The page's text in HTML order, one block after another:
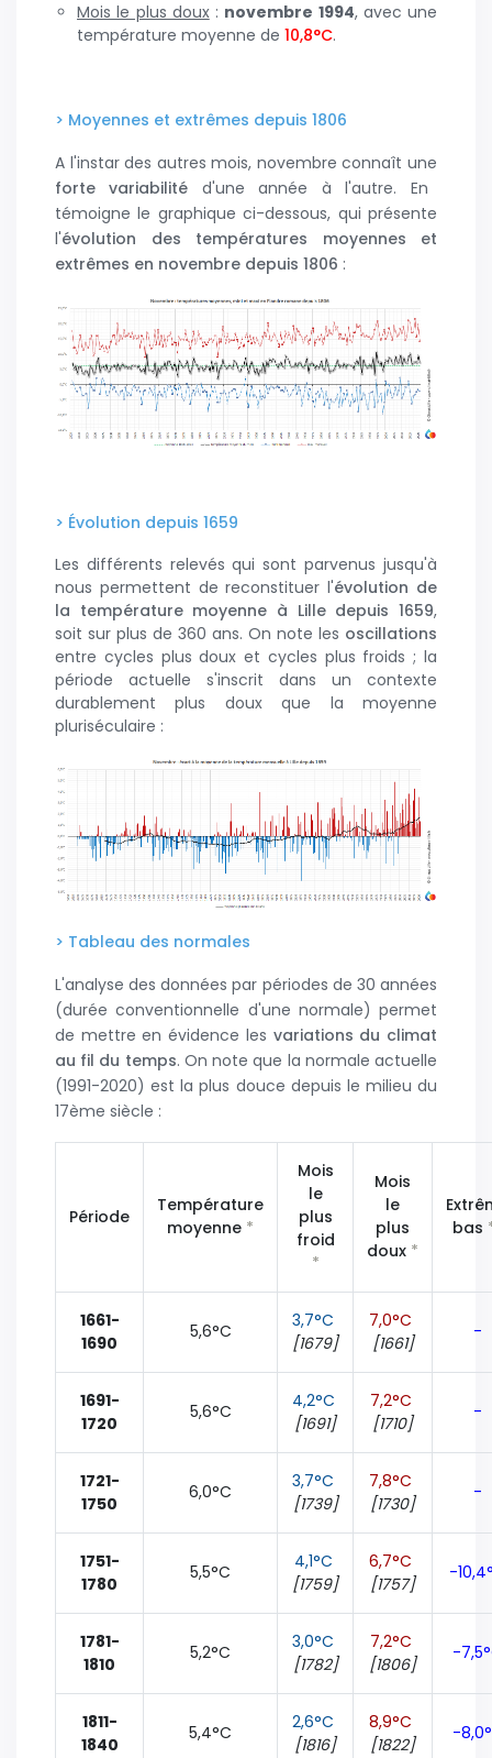
Mois le plus doux: novembre 1994, avec une
température moyenne de 10,8°C.
> Moyennes et extrêmes depuis 1806
A l'instar des autres mois, novembre connaît une
forte variabilité d'une année à l'autre. En
témoigne le graphique ci-dessous, qui présente
l'évolution des températures moyennes et
extrêmes en novembre depuis 1806 :
> Évolution depuis 1659
Les différents relevés qui sont parvenus jusqu'à
nous permettent de reconstituer l'évolution de
la température moyenne à Lille depuis 1659,
soit sur plus de 360 ans. On note les oscillations
entre cycles plus doux et cycles plus froids ; la
période actuelle s'inscrit dans un contexte
durablement plus doux que la moyenne
pluriséculaire :
> Tableau des normales
L'analyse des données par périodes de 30 années
(durée conventionnelle d'une normale) permet
de mettre en évidence les variations du climat
au fil du temps. On note que la normale actuelle
(1991-2020) est la plus douce depuis le milieu du
17ème siècle :
Période
Température
moyenne *
Mois
le
plus
froid
*
Mois
le
plus
doux *
bas
1661-
1690
5,6°C
3,7°C
[1679]
7,0°C
[1661]
-
1691-
1720
5,6°C
4,2°C
[1691]
7,2°C
[1710]
-
1721-
1750
6,0°C
3,7°C
[1739]
7,8°C
[1730]
-
1751-
1780
5,5°C
4,1°C
[1759]
6,7°C
[1757]
-
1781-
1810
5,2°C
3,0°C
[1782]
7,2°C
[1806]
-
1811-
1840
5,4°C
2,6°C
[1816]
8,9°C
[1822]
-